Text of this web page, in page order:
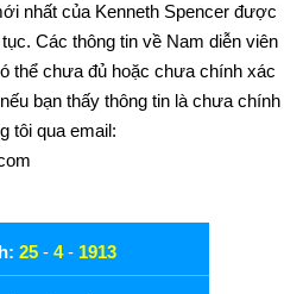
nhất của Kenneth Spencer được
Các thông tin về Nam diễn viên
thể chưa đủ hoặc chưa chính xác
bạn thấy thông tin là chưa chính
tôi qua email:
25 - 4- 1913